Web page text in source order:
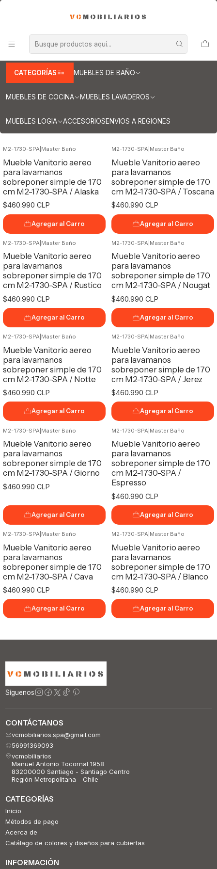
CATEGORÍAS MUEBLES DE BAÑO
MUEBLES DE COCINA MUEBLES LAVADEROS
MUEBLES LOGIA ACCESORIOSENVIOS A REGIONES
Muebles para lavamanos sobreponer aereo
Muebles para lavamanos sobreponer aereo simple
Muebles / sobreponer aereo de 170 cm
Muebles / sobreponer aereo de 170 cm
M2-1730-SPA| Master Baño
Mueble Vanitorio aereo
para lavamanos
sobreponer simple de 170
cm M2-1730-SPA / Alaska
$460.990 CLP
Agregar al Carro
M2-1730-SPA| Master Baño
Mueble Vanitorio aereo
para lavamanos
sobreponer simple de 170
cm M2-1730-SPA / Toscana
$460.990 CLP
Agregar al Carro
M2-1730-SPA Master Baño
Mueble Vanitorio aereo
para lavamanos
sobreponer simple de 170
cm M2-1730-SPA / Rustico
$460.990 CLP
Agregar al Carro
M2-1730-SPA Master Baño
Mueble Vanitorio aereo
para lavamanos
sobreponer simple de 170
cm M2-1730-SPA / Nougat
$460.990 CLP
Agregar al Carro
M2-1730-SPA| Master Baño
Mueble Vanitorio aereo
para lavamanos
sobreponer simple de 170
cm M2-1730-SPA / Notte
$460.990 CLP
Agregar al Carro
M2-1730-SPA| Master Baño
Mueble Vanitorio aereo
para lavamanos
sobreponer simple de 170
cm M2-1730-SPA / Jerez
$460.990 CLP
Agregar al Carro
M2-1730-SPA Master Baño
Mueble Vanitorio aereo
para lavamanos
sobreponer simple de 170
cm M2-1730-SPA / Giorno
$460.990 CLP
Agregar al Carro
M2-1730-SPA Master Baño
Mueble Vanitorio aereo
para lavamanos
sobreponer simple de 170
cm M2-1730-SPA /
Espresso
$460.990 CLP
Agregar al Carro
M2-1730-SPA| Master Baño
Mueble Vanitorio aereo
para lavamanos
sobreponer simple de 170
cm M2-1730-SPA / Cava
$460.990 CLP
Agregar al Carro
M2-1730-SPA| Master Baño
Mueble Vanitorio aereo
para lavamanos
sobreponer simple de 170
cm M2-1730-SPA / Blanco
$460.990 CLP
Agregar al Carro
Síguenos
CONTÁCTANOS
vcmobiliarios.spa@gmail.com
56991369093
vcmobiliarios
Manuel Antonio Tocornal 1958
83200000 Santiago - Santiago Centro
Región Metropolitana - Chile
CATEGORÍAS
Inicio
Métodos de pago
Acerca de
Catálago de colores y diseños para cubiertas
INFORMACIÓN